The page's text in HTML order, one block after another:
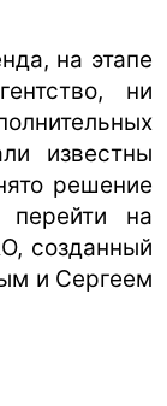
на этапе
ни
известны
решение
перейти на
созданный
и Сергеем